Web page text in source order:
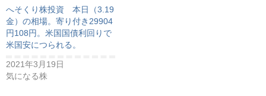
へそくり株投資 本日（3.19
金）の相場。寄り付き29904
円108円。米国国債利回りで
米国安につられる。
2021年3月19日
気になる株